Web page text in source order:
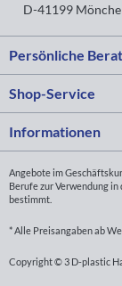
D-41199
Persönliche
Shop-Service
Informationen
Angebote im
Berufe zur Verwendung
bestimmt.
* Alle Preisangaben ab
Copyright © 3 D-plastic